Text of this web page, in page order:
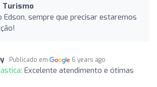
Turismo
Edson, sempre que precisar estaremos
Publicado em 6 years ago
Excelente atendimento e ótimas